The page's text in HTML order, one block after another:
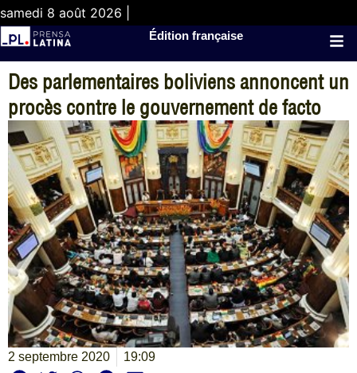
samedi 8 août 2026 |
Édition française
Des parlementaires boliviens annoncent un
procès contre le gouvernement de facto
2 septembre 2020 19:09